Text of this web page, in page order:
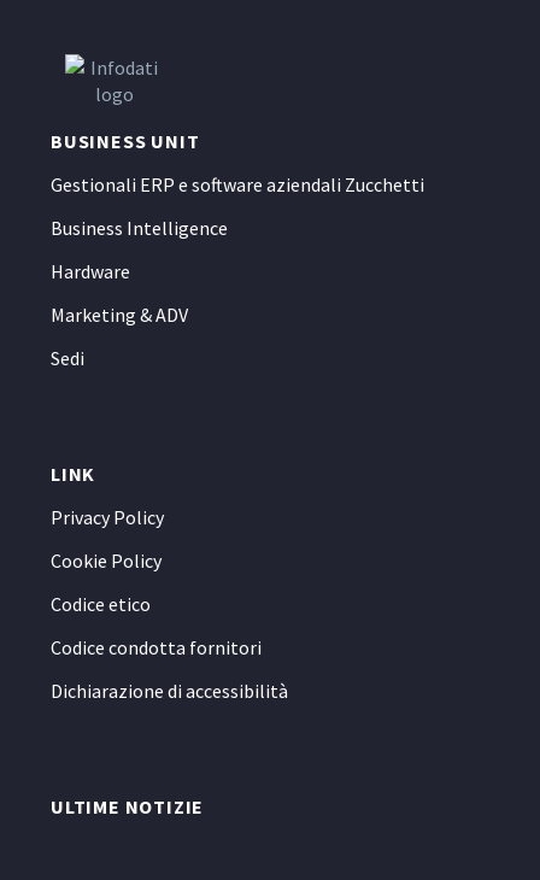
BUSINESS UNIT
Gestionali ERP e software aziendali Zucchetti
Business Intelligence
Hardware
Marketing & ADV
Sedi
LINK
Privacy Policy
Cookie Policy
Codice etico
Codice condotta fornitori
Dichiarazione di accessibilità
ULTIME NOTIZIE